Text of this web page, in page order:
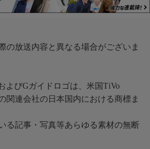
の放送内容と異なる場合がございま
よびGガイドロゴは、米国TiVo
関連会社の日本国内における商標ま
る記事・写真等あらゆる素材の無断